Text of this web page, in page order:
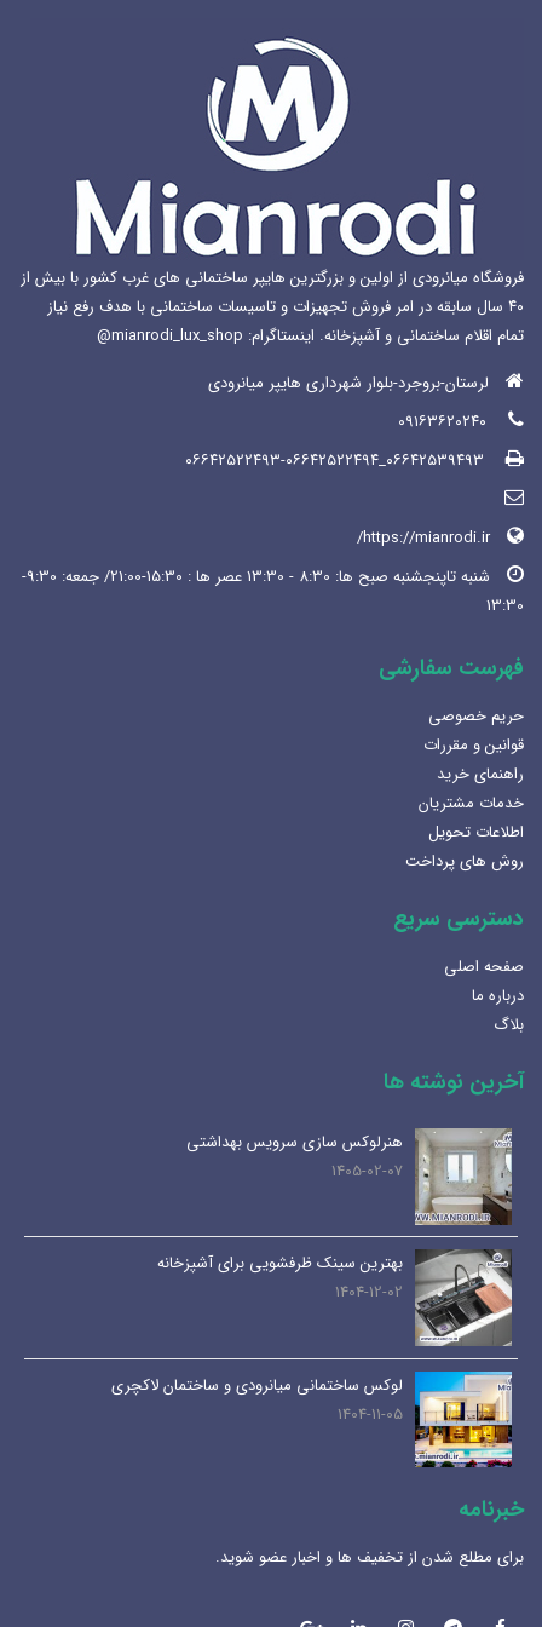
فروشگاه میانرودی از اولین و بزرگترین هایپر ساختمانی های غرب کشور با بیش از
۴۰ سال سابقه در امر فروش تجهیزات و تاسیسات ساختمانی با هدف رفع نیاز
تمام اقلام ساختمانی و آشپزخانه. اینستاگرام: mianrodi_lux_shop@
لرستان-بروجرد-بلوار شهرداری هایپر میانرودی
https://mianrodi.ir/
شنبه تاپنجشنبه صبح ها: 8:30 - 13:30 عصر ها : 15:30-21:00/ جمعه: 9:30-
13:30
فهرست سفارشی
حریم خصوصی
قوانین و مقررات
راهنمای خرید
خدمات مشتریان
اطلاعات تحویل
روش های پرداخت
دسترسی سریع
صفحه اصلی
درباره ما
بلاگ
آخرین نوشته ها
هنرلوکس سازی سرویس بهداشتی
1405-02-07
بهترین سینک ظرفشویی برای آشپزخانه
1404-12-02
لوکس ساختمانی میانرودی و ساختمان لاکچری
1404-11-05
خبرنامه
برای مطلع شدن از تخفیف ها و اخبار عضو شوید.